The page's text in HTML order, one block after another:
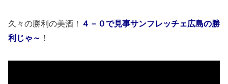
久々の勝利の美酒！ ４－０で見事サンフレッチェ広島の勝
利じゃ～ ！